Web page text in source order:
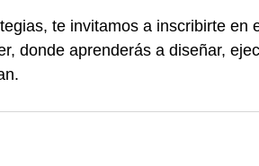
te invitamos a inscribirte en
donde aprenderás a diseñar,